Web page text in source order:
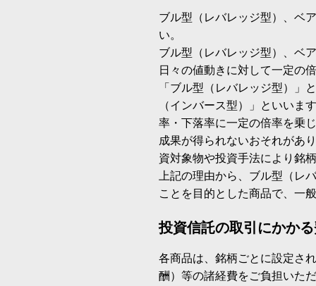
ブル型（レバレッジ型）、ベ
い。
ブル型（レバレッジ型）、ベ
日々の値動きに対して一定の
「ブル型（レバレッジ型）」
（インバース型）」といいま
率・下落率に一定の倍率を乗
成果が得られないおそれがあ
資対象物や投資手法により銘
上記の理由から、ブル型（レ
ことを目的とした商品で、一
投資信託の取引にかか
各商品は、銘柄ごとに設定さ
酬）等の諸経費をご負担いた